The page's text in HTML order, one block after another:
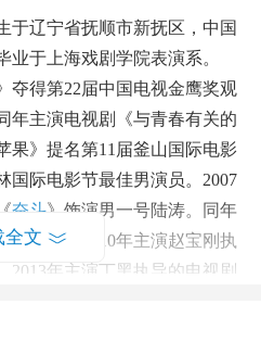
于辽宁省抚顺市新抚区，中国
业于上海戏剧学院表演系。
夺得第22届中国电视金鹰奖观
年主演电视剧《与青春有关的
果》提名第11届釜山国际电影
国际电影节最佳男演员。2007
奋斗》饰演男一号陆涛。同年
青春》。2010年主演赵宝刚执
2013年主演丁黑执导的电视剧
全文